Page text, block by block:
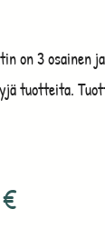
on 3 osainen
tuotteita.
€